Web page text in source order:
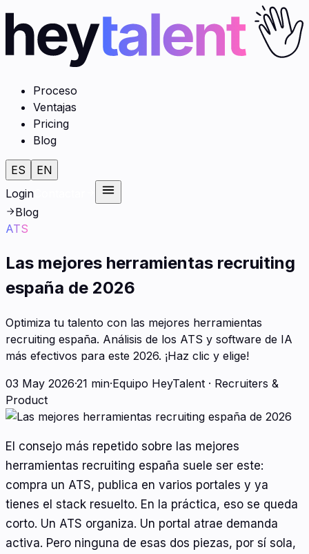
Proceso
Ventajas
Pricing
Blog
ES
EN
Login
Blog
ATS
Las mejores herramientas recruiting
españa de 2026
Optimiza tu talento con las mejores herramientas
recruiting españa. Análisis de los ATS y software de IA
más efectivos para este 2026. ¡Haz clic y elige!
03 May 2026·21 min·Equipo HeyTalent · Recruiters &
Product
El consejo más repetido sobre las mejores
herramientas recruiting españa suele ser este:
compra un ATS, publica en varios portales y ya
tienes el stack resuelto. En la práctica, eso se queda
corto. Un ATS organiza. Un portal atrae demanda
activa. Pero ninguna de esas dos piezas, por sí sola,